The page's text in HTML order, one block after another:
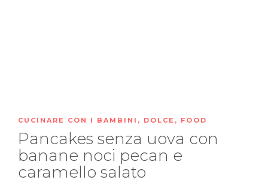
CUCINARE CON I BAMBINI , DOLCE , FOOD
Pancakes senza uova con
banane noci pecan e
caramello salato